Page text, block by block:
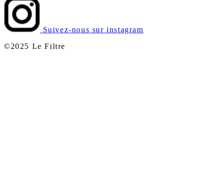
Suivez-nous sur instagram
©2025 Le Filtre